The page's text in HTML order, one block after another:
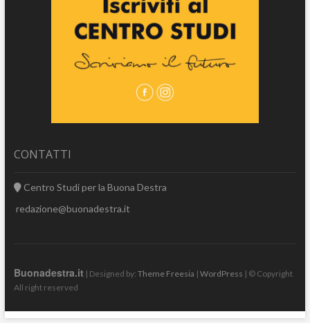
CONTATTI
Centro Studi per la Buona Destra
redazione@buonadestra.it
Buonadestra.it | Designed by: Theme Freesia | WordPress | © Copyright
All right reserved